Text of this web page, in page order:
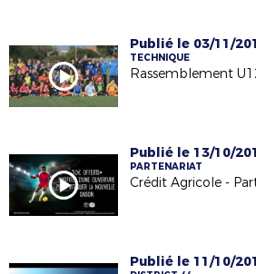
Publié le 03/11/
TECHNIQUE
Publié le 13/10/
PARTENARIAT
Publié le 11/10/